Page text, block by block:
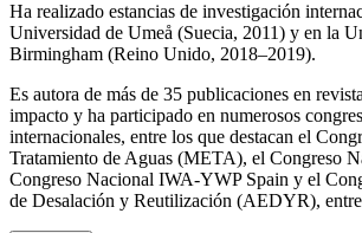
Ha realizado estancias de investigación
Universidad de Umeå (Suecia, 2011) y en la
Birmingham (Reino Unido, 2018–2019).
Es autora de más de 35 publicaciones en
impacto y ha participado en numerosos
internacionales, entre los que destacan el
Tratamiento de Aguas (META), el Congreso
Congreso Nacional IWA‑YWP Spain y el
de Desalación y Reutilización (AEDYR),